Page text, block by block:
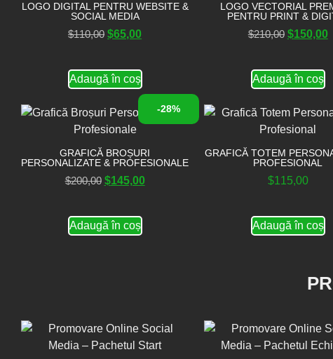
LOGO DIGITAL PENTRU WEBSITE &
SOCIAL MEDIA
$110,00 $65,00
Adaugă în coș
LOGO VECTORIAL
PENTRU PRINT &
$210,00 $150,00
Adaugă în coș
-28%
GRAFICĂ BROȘURI
PERSONALIZATE & PROFESIONALE
$200,00 $145,00
Adaugă în coș
GRAFICĂ TOTEM
PROFESIONAL
$115,00
Adaugă în coș